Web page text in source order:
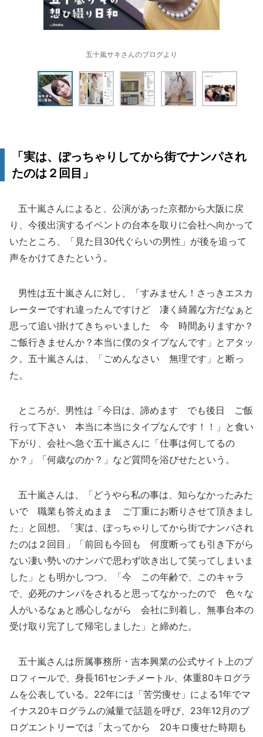
五十嵐サキさんのブログより
「実は、ぽっちゃりしてから街でナンパされ
たのは２回目」
五十嵐さんによると、公演があった京都から大阪に戻
り、今後出演するイベントの台本を取りに会社へ向かって
いたところ、「見た目30代ぐらいの男性」が後を追って
声をかけてきたという。
男性は五十嵐さんに対し、「すみません！さっきエスカ
レーターですれ違ったんですけど 凄く綺麗な方だなぁと
思って追い掛けてきちゃいました 今 時間ありますか？
ご飯行きませんか？本当に僕のタイプなんです」とアタッ
ク。五十嵐さんは、「ごめんなさい 無理です」と断っ
た。
ところが、男性は「今日は、諦めます でも後日 ご飯
行って下さい 本当に本当にタイプなんです！！」と食い
下がり、会社へ急ぐ五十嵐さんに「仕事は何してるの
か？」「何歳なのか？」など質問を浴びせたという。
五十嵐さんは、「どうやら私の事は、知らなかったみた
いで 職業も答えぬまま ご丁重にお断りさせて頂きまし
た」と回想。「実は、ぽっちゃりしてから街でナンパされ
たのは２回目」「前回も今回も 何度断っても引き下がら
ない凄い勢いのナンパで思わず吹き出して笑ってしまいま
した」とも明かしつつ、「今 この年齢で、このキャラ
で、必死のナンパをされると思ってなかったので 色々な
人がいるなぁと感心しながら 会社に到着し、無事台本の
受け取り完了して帰宅しました」と締めた。
五十嵐さんは所属事務所・吉本興業の公式サイト上のプ
ロフィールで、身長161センチメートル、体重80キログラ
ムを公表している。22年には「苦労痩せ」による1年でマ
イナス20キログラムの減量で話題を呼び、23年12月のブ
ログエントリーでは「太ってから 20キロ痩せた時期も